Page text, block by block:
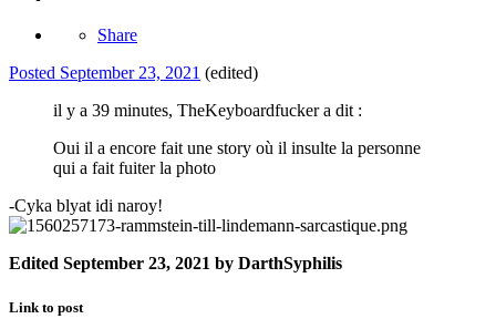
Share
Posted September 23, 2021 (edited)
il y a 39 minutes, TheKeyboardfucker a dit :
Oui il a encore fait une story où il insulte la personne
qui a fait fuiter la photo
-Cyka blyat idi naroy!
Edited September 23, 2021 by DarthSyphilis
Link to post